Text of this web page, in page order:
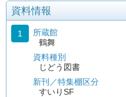
資料情報
1
所蔵館
鶴舞
資料種別
じどう図書
新刊／特集棚区分
すいりSF